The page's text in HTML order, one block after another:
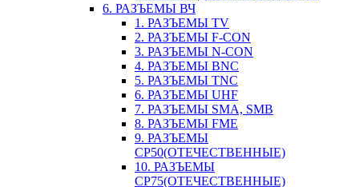
6. РАЗЪЕМЫ ВЧ
1. РАЗЪЕМЫ TV
2. РАЗЪЕМЫ F-CON
3. РАЗЪЕМЫ N-CON
4. РАЗЪЕМЫ BNC
5. РАЗЪЕМЫ TNC
6. РАЗЪЕМЫ UHF
7. РАЗЪЕМЫ SMA, SMB
8. РАЗЪЕМЫ FME
9. РАЗЪЕМЫ
СР50(ОТЕЧЕСТВЕННЫЕ)
10. РАЗЪЕМЫ
СР75(ОТЕЧЕСТВЕННЫЕ)